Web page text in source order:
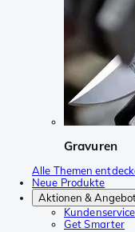
Gravuren
Alle Themen
Neue Produkte
Aktionen &
Kundenservice
Get Smarter